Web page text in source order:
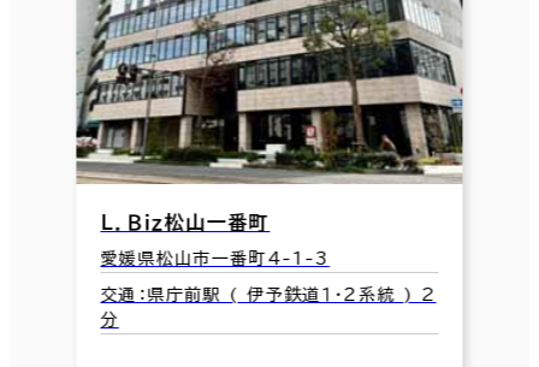
Ｌ．Ｂｉｚ松山一番町
愛媛県松山市一番町4-1-3
交通：県庁前駅 ( 伊予鉄道１・２系統 ) 2
分